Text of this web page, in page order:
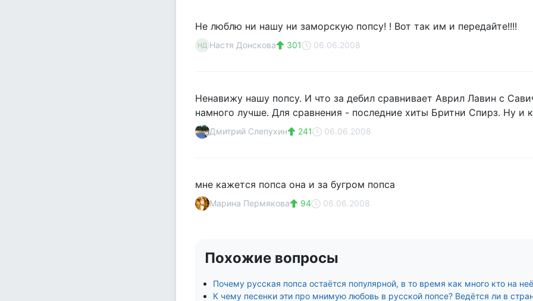
Не люблю ни нашу ни заморскую попсу! ! Вот так им и передайте!!!!
НД Настя Донскова 301 06.06.2008
Ненавижу нашу попсу. И что за дебил сравнивает Аврил Лавин с
намного лучше. Для сравнения - последние хиты Бритни Спирз. Ну и
Дмитрий Слепухин 241 06.06.2008
мне кажется попса она и за бугром попса
Марина Пермякова 94 06.06.2008
Похожие вопросы
Почему русская попса остаётся популярной, в то время как много кто на
К чему песенки эти про мнимую любовь в русской попсе? Ведётся ли в